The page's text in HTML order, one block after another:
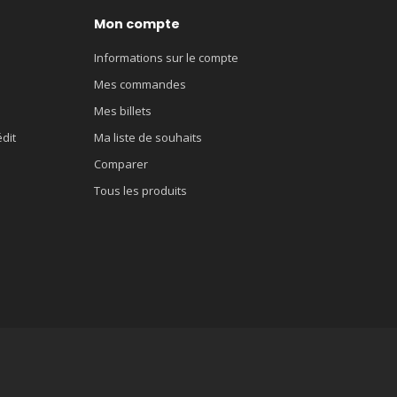
Mon compte
Informations sur le compte
Mes commandes
Mes billets
Ma liste de souhaits
Comparer
Tous les produits